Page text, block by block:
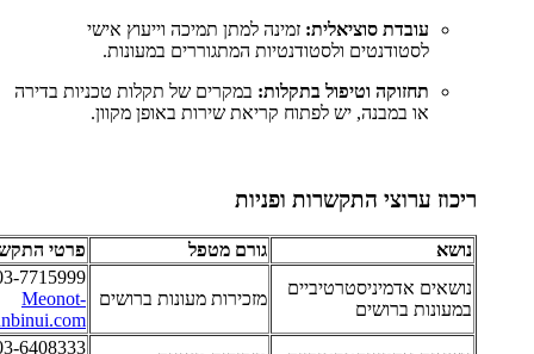
עובדת סוציאלית: זמינה למתן תמיכה וייעוץ אישי
לסטודנטים ולסטודנטיות המתגוררים במעונות.
תחזוקה וטיפול בתקלות: במקרים של תקלות טכניות בדירה
או במבנה, יש לפתוח קריאת שירות באופן מקוון.
ריכוז ערוצי התקשרות ופניות
נושא גורם מטפל
פרטי
נושאים אדמיניסטרטיביים
במעונות ברושים
מזכירות מעונות ברושים
7715999
Meonot-
6408333